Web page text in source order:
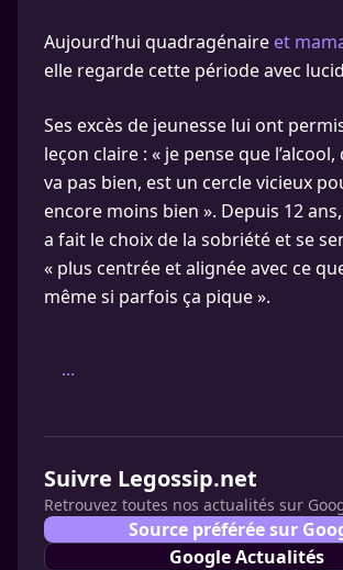
Aujourd’hui quadragénaire et
elle regarde cette période avec
Ses excès de jeunesse lui ont
leçon claire : « je pense que
va pas bien, est un cercle vicieux
encore moins bien ». Depuis 12
a fait le choix de la sobriété et se
« plus centrée et alignée avec ce
même si parfois ça pique ».
...
Suivre Legossip.net
Retrouvez toutes nos actualités sur
Source préférée sur
Google Actualités